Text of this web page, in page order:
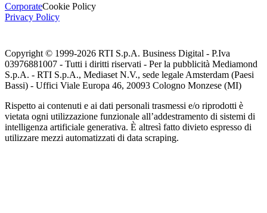
CorporateCookie Policy
Privacy Policy
Copyright © 1999-2026 RTI S.p.A. Business Digital - P.Iva
03976881007 - Tutti i diritti riservati - Per la pubblicità Mediamond
S.p.A. - RTI S.p.A., Mediaset N.V., sede legale Amsterdam (Paesi
Bassi) - Uffici Viale Europa 46, 20093 Cologno Monzese (MI)
Rispetto ai contenuti e ai dati personali trasmessi e/o riprodotti è
vietata ogni utilizzazione funzionale all’addestramento di sistemi di
intelligenza artificiale generativa. È altresì fatto divieto espresso di
utilizzare mezzi automatizzati di data scraping.